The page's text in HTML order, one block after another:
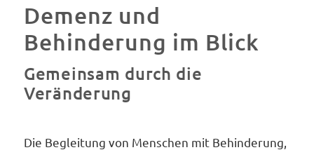
Demenz und
Behinderung im Blick
Gemeinsam durch die
Veränderung
Die Begleitung von Menschen mit Behinderung,